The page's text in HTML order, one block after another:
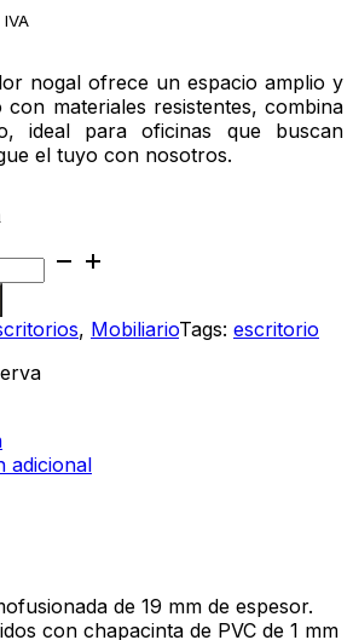
nogal ofrece un espacio amplio y
con materiales resistentes, combina
ideal para oficinas que buscan
el tuyo con nosotros.
, MobiliarioTags: escritorio
adicional
de 19 mm de espesor.
con chapacinta de PVC de 1 mm